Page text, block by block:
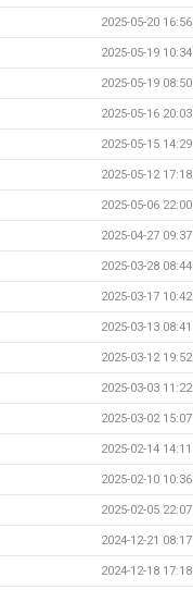
2025-05-20 16:56
2025-05-19 10:34
2025-05-19 08:50
2025-05-16 20:03
2025-05-15 14:29
2025-05-12 17:18
2025-05-06 22:00
2025-04-27 09:37
2025-03-28 08:44
2025-03-17 10:42
2025-03-13 08:41
2025-03-12 19:52
2025-03-03 11:22
2025-03-02 15:07
2025-02-14 14:11
2025-02-10 10:36
2025-02-05 22:07
2024-12-21 08:17
2024-12-18 17:18